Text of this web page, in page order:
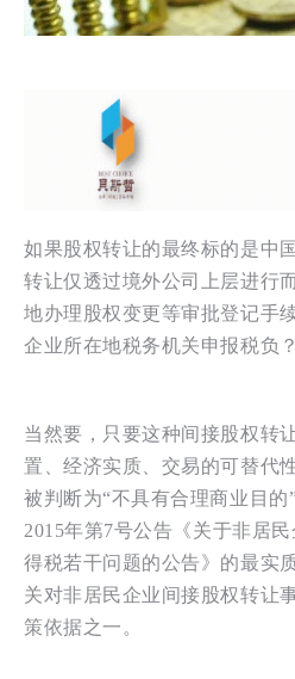
如果股权转让的最终标的是中
转让仅透过境外公司上层进行
地办理股权变更等审批登记手
企业所在地税务机关申报税负？
当然要，只要这种间接股权转
置、经济实质、交易的可替代
被判断为“不具有合理商业目
2015年第7号公告 《关于非居
得税若干问题的公告》的最实
关对非居民企业间接股权转让
策依据之一。